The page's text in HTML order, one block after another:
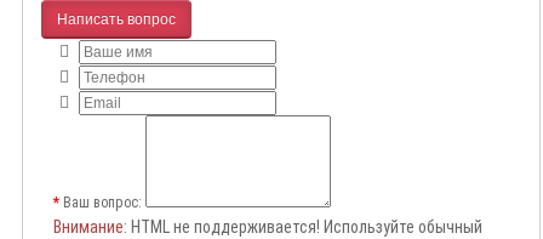
Написать вопрос
Ваш вопрос:
Внимание: HTML не поддерживается! Используйте обычный